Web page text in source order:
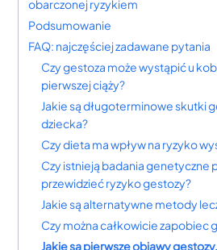
obarczonej ryzykiem
Podsumowanie
FAQ: najczęściej zadawane pytania
Czy gestoza może wystąpić u
pierwszej ciąży?
Jakie są długoterminowe skutki
dziecka?
Czy dieta ma wpływ na ryzyko
Czy istnieją badania genetyczne
przewidzieć ryzyko gestozy?
Jakie są alternatywne metody
Czy można całkowicie zapobiec
Jakie są pierwsze objawy